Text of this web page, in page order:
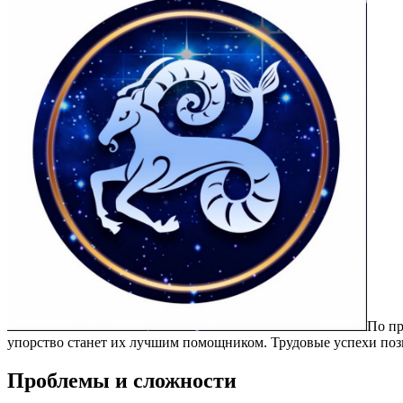
По
упорство станет их лучшим помощником. Трудовые успехи
Проблемы и сложности